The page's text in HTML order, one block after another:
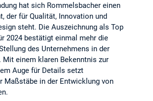
hat sich Rommelsbacher einen
der für Qualität, Innovation und
steht. Die Auszeichnung als Top
2024 bestätigt einmal mehr die
des Unternehmens in der
Mit einem klaren Bekenntnis zur
Auge für Details setzt
Maßstäbe in der Entwicklung von